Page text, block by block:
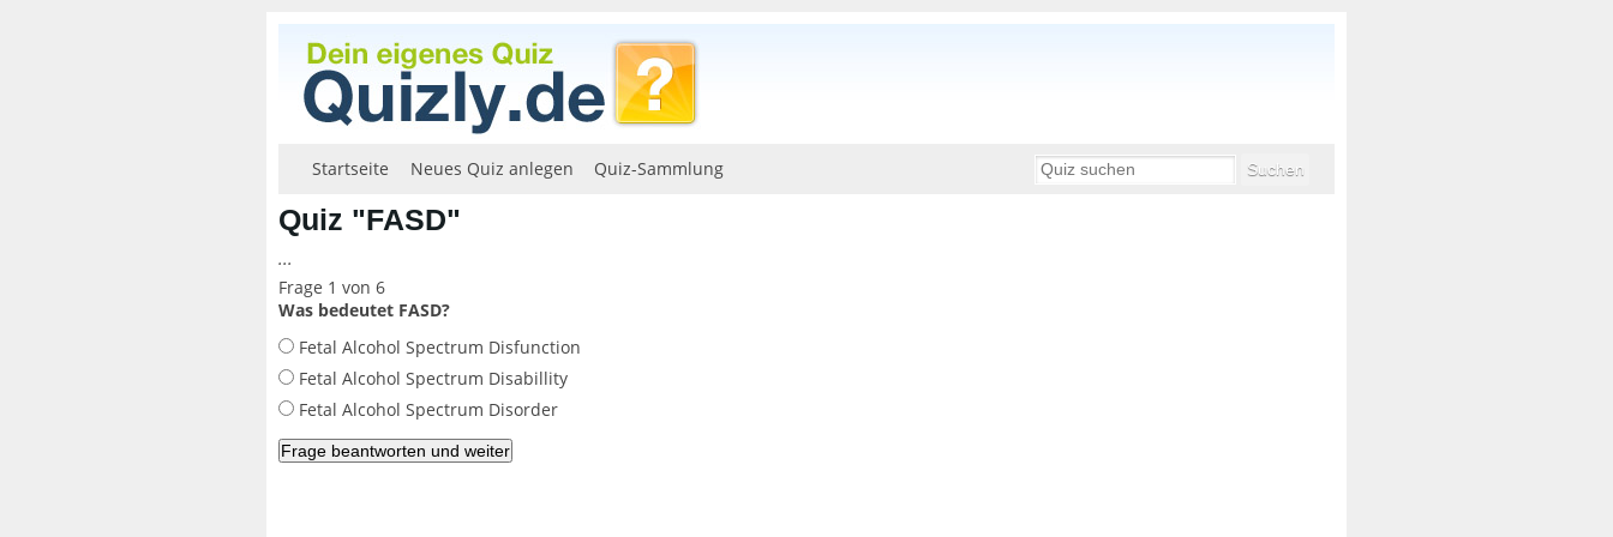
Startseite Neues Quiz anlegen Quiz-Sammlung
Quiz "FASD"
...
Frage 1 von 6
Was bedeutet FASD?
Fetal Alcohol Spectrum Disfunction
Fetal Alcohol Spectrum Disabillity
Fetal Alcohol Spectrum Disorder